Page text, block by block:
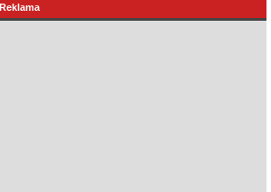
Reklama